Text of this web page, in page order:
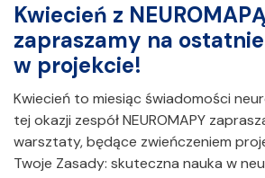
Kwiecień z
zapraszamy na
w projekcie!
Kwiecień to miesiąc świadomości
tej okazji zespół NEUROMAPY
warsztaty, będące zwieńczeniem
Twoje Zasady: skuteczna nauka w